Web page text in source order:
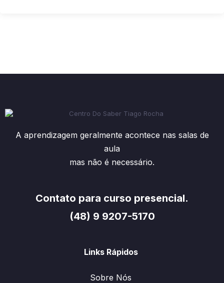
A aprendizagem geralmente acontece nas salas de
aula
mas não é necessário.
Contato para curso presencial.
(48) 9 9207-5170
Links Rápidos
Sobre Nós